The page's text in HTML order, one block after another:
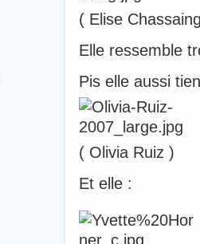
( Elise
Elle ressemble
Pis elle aussi
( Olivia Ruiz )
Et elle :